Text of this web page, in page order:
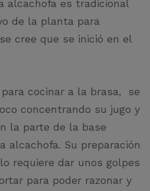
alcachofa es tradicional
de la planta para
cree que se inició en el
cocinar a la brasa, se
concentrando su jugo y
la parte de la base
alcachofa. Su preparación
requiere dar unos golpes
para poder razonar y